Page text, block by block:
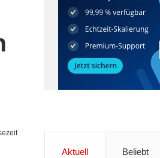
Aktuell Beliebt